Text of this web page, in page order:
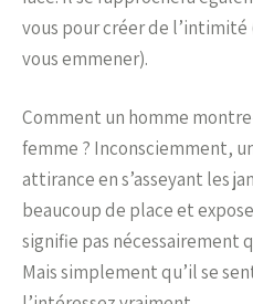
vous pour créer de
vous emmener).
Comment un homme
femme ? Inconsciemment,
attirance en s’asseyant les
beaucoup de place et
signifie pas nécessairement
Mais simplement qu’il se